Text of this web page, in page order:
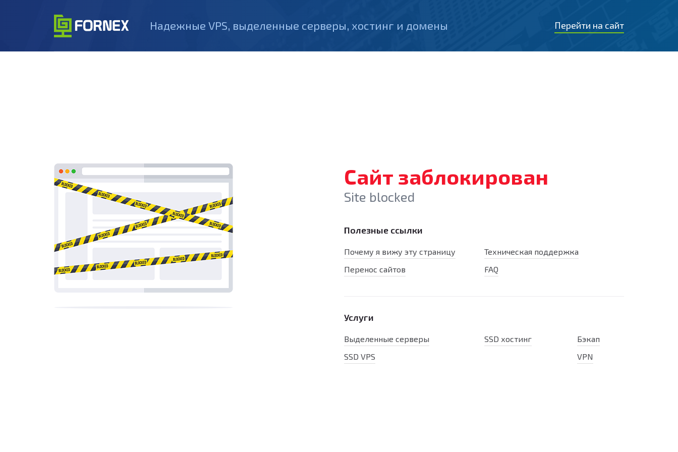
Надежные VPS, выделенные серверы, хостинг и домены Перейти на сайт
Сайт заблокирован
Site blocked
Полезные ссылки
Почему я вижу эту страницу
Перенос сайтов
Техническая поддержка
FAQ
Услуги
Выделенные серверы
SSD VPS
SSD хостинг
Бэкап
VPN